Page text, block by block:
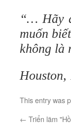
“… Hãy
muốn
không là
Houston,
This entry was
← Triển lãm